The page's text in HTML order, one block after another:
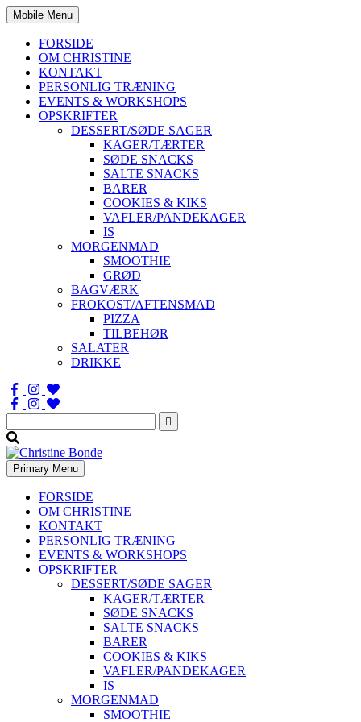
Mobile Menu
FORSIDE
OM CHRISTINE
KONTAKT
PERSONLIG TRÆNING
EVENTS & WORKSHOPS
OPSKRIFTER
DESSERT/SØDE SAGER
KAGER/TÆRTER
SØDE SNACKS
SALTE SNACKS
BARER
COOKIES & KIKS
VAFLER/PANDEKAGER
IS
MORGENMAD
SMOOTHIE
GRØD
BAGVÆRK
FROKOST/AFTENSMAD
PIZZA
TILBEHØR
SALATER
DRIKKE
Søg
efter:
Primary Menu
FORSIDE
OM CHRISTINE
KONTAKT
PERSONLIG TRÆNING
EVENTS & WORKSHOPS
OPSKRIFTER
DESSERT/SØDE SAGER
KAGER/TÆRTER
SØDE SNACKS
SALTE SNACKS
BARER
COOKIES & KIKS
VAFLER/PANDEKAGER
IS
MORGENMAD
SMOOTHIE